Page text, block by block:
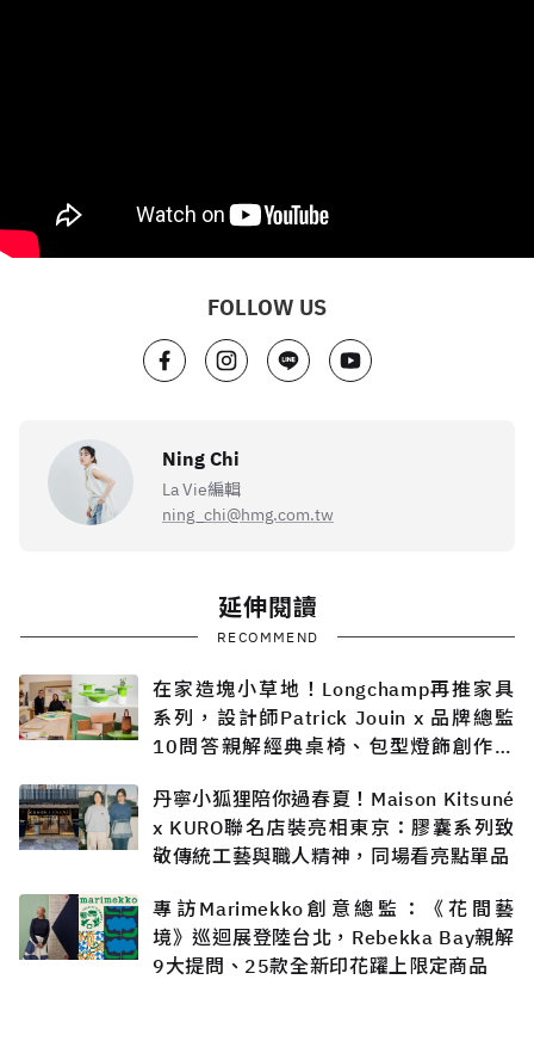
FOLLOW US
Ning Chi
La Vie編輯
ning_chi@hmg.com.tw
延伸閱讀
RECOMMEND
在家造塊小草地！Longchamp再推家具
系列，設計師Patrick Jouin x 品牌總監
10問答親解經典桌椅、包型燈飾創作過
丹寧小狐狸陪你過春夏！Maison Kitsuné
x KURO聯名店裝亮相東京：膠囊系列致
敬傳統工藝與職人精神，同場看亮點單品
專訪Marimekko創意總監：《花間藝
境》巡迴展登陸台北，Rebekka Bay親解
9大提問、25款全新印花躍上限定商品